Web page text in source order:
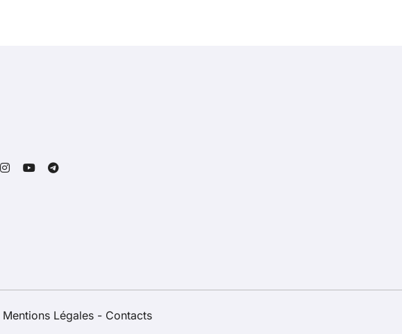
Mentions Légales - Contacts